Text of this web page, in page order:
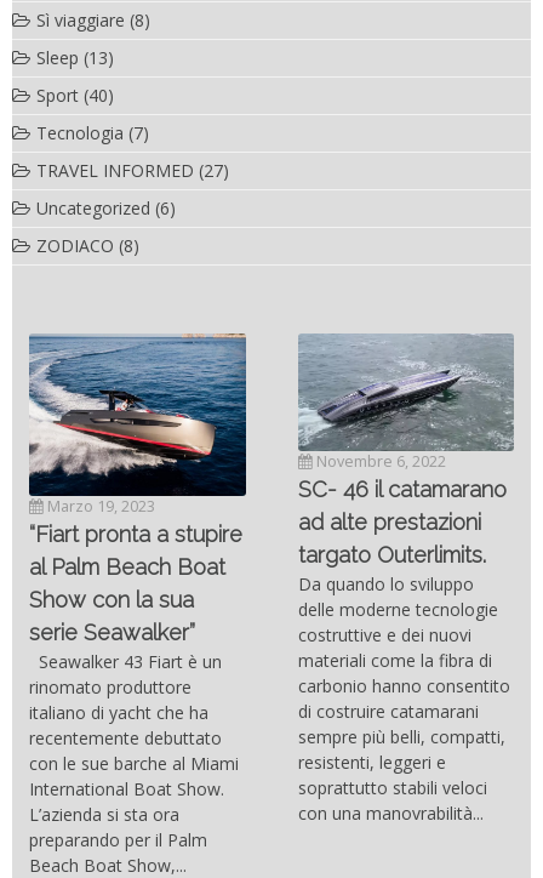
Sì viaggiare (8)
Sleep (13)
Sport (40)
Tecnologia (7)
TRAVEL INFORMED (27)
Uncategorized (6)
ZODIACO (8)
Marzo 19, 2023
“Fiart pronta a stupire
al Palm Beach Boat
Show con la sua
serie Seawalker”
Seawalker 43 Fiart è un
rinomato produttore
italiano di yacht che ha
recentemente debuttato
con le sue barche al Miami
International Boat Show.
L’azienda si sta ora
preparando per il Palm
Beach Boat Show,...
Novembre 6, 2022
SC- 46 il catamarano
ad alte prestazioni
targato Outerlimits.
Da quando lo sviluppo
delle moderne tecnologie
costruttive e dei nuovi
materiali come la fibra di
carbonio hanno consentito
di costruire catamarani
sempre più belli, compatti,
resistenti, leggeri e
soprattutto stabili veloci
con una manovrabilità...